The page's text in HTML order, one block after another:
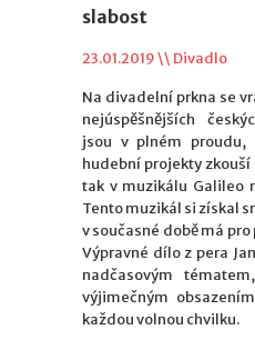
slabost
23.01.2019 \\ Divadlo
Na divadelní prkna se
nejúspěšnějších
jsou v plném
hudební projekty
tak v muzikálu Galileo
Tento muzikál si získal
v současné době má
Výpravné dílo z pera
nadčasovým
výjimečným
každou volnou chvilku.